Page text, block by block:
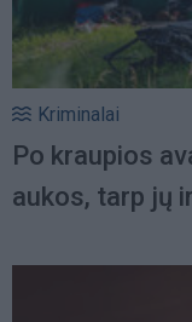
Kriminalai
Po kraupios
aukos, tarp jų